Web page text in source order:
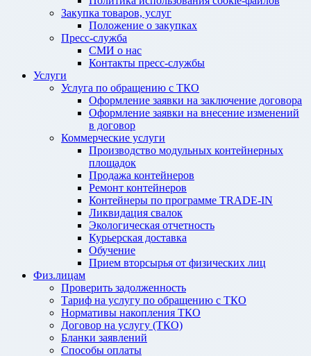
Закупка товаров, услуг
Положение о закупках
Пресс-служба
СМИ о нас
Контакты пресс-службы
Услуги
Услуга по обращению с ТКО
Оформление заявки на заключение договора
Оформление заявки на внесение изменений
в договор
Коммерческие услуги
Производство модульных контейнерных
площадок
Продажа контейнеров
Ремонт контейнеров
Контейнеры по программе TRADE-IN
Ликвидация свалок
Экологическая отчетность
Курьерская доставка
Обучение
Прием вторсырья от физических лиц
Физ.лицам
Проверить задолженность
Тариф на услугу по обращению с ТКО
Нормативы накопления ТКО
Договор на услугу (ТКО)
Бланки заявлений
Способы оплаты